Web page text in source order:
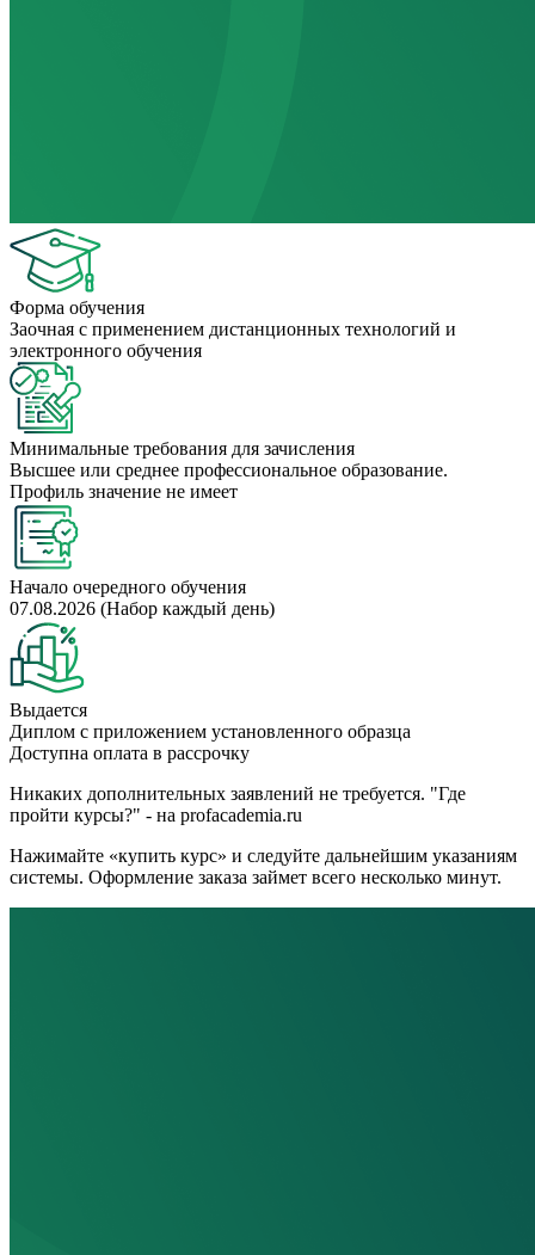
Форма обучения
Заочная с применением дистанционных технологий и
электронного обучения
Минимальные требования для зачисления
Высшее или среднее профессиональное образование.
Профиль значение не имеет
Начало очередного обучения
07.08.2026 (Набор каждый день)
Выдается
Диплом с приложением установленного образца
Доступна оплата в рассрочку
Никаких дополнительных заявлений не требуется. "Где
пройти курсы?" - на profacademia.ru
Нажимайте «купить курс» и следуйте дальнейшим указаниям
системы. Оформление заказа займет всего несколько минут.